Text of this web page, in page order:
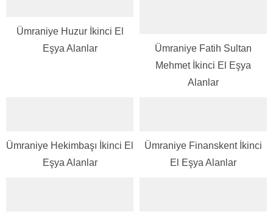
Ümraniye Huzur İkinci El
Eşya Alanlar
Ümraniye Fatih Sultan
Mehmet İkinci El Eşya
Alanlar
Ümraniye Hekimbaşı İkinci El
Eşya Alanlar
Ümraniye Finanskent İkinci
El Eşya Alanlar